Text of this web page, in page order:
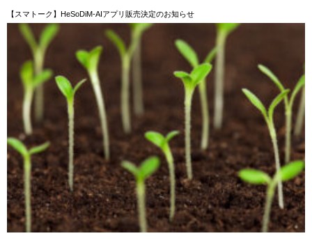
【スマトーク】HeSoDiM-AIアプリ販売決定のお知らせ